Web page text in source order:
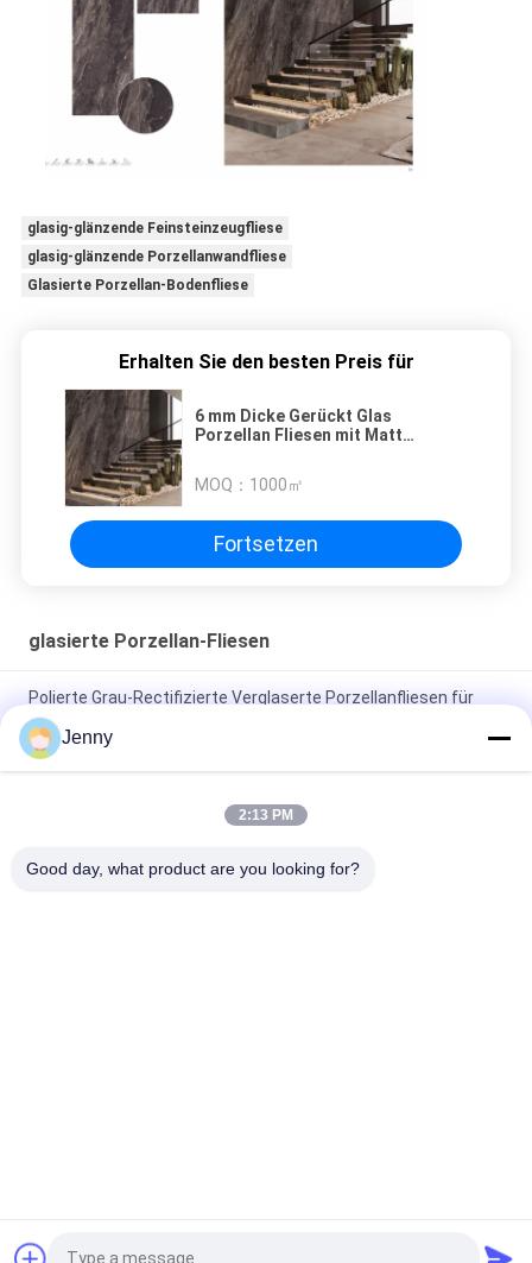
glasig-glänzende Feinsteinzeugfliese
glasig-glänzende Porzellanwandfliese
Glasierte Porzellan-Bodenfliese
Erhalten Sie den besten Preis für
6 mm Dicke Gerückt Glas
Porzellan Fliesen mit Matt
MOQ： 1000㎡
Fortsetzen
glasierte Porzellan-Fliesen
Polierte Grau-Rectifizierte Verglaserte Porzellanfliesen für
Wohn- / Gewerbezwecke
Glanzverglasete, gerechte Porzellanfliesen mit polierten
Oberflächen mit geringer Wasserabsorption PEI 4
Finish Mit 0,05% Wasserabsorption
Zement-Blick-
Jenny
2:13 PM
Good day, what product are you looking for?